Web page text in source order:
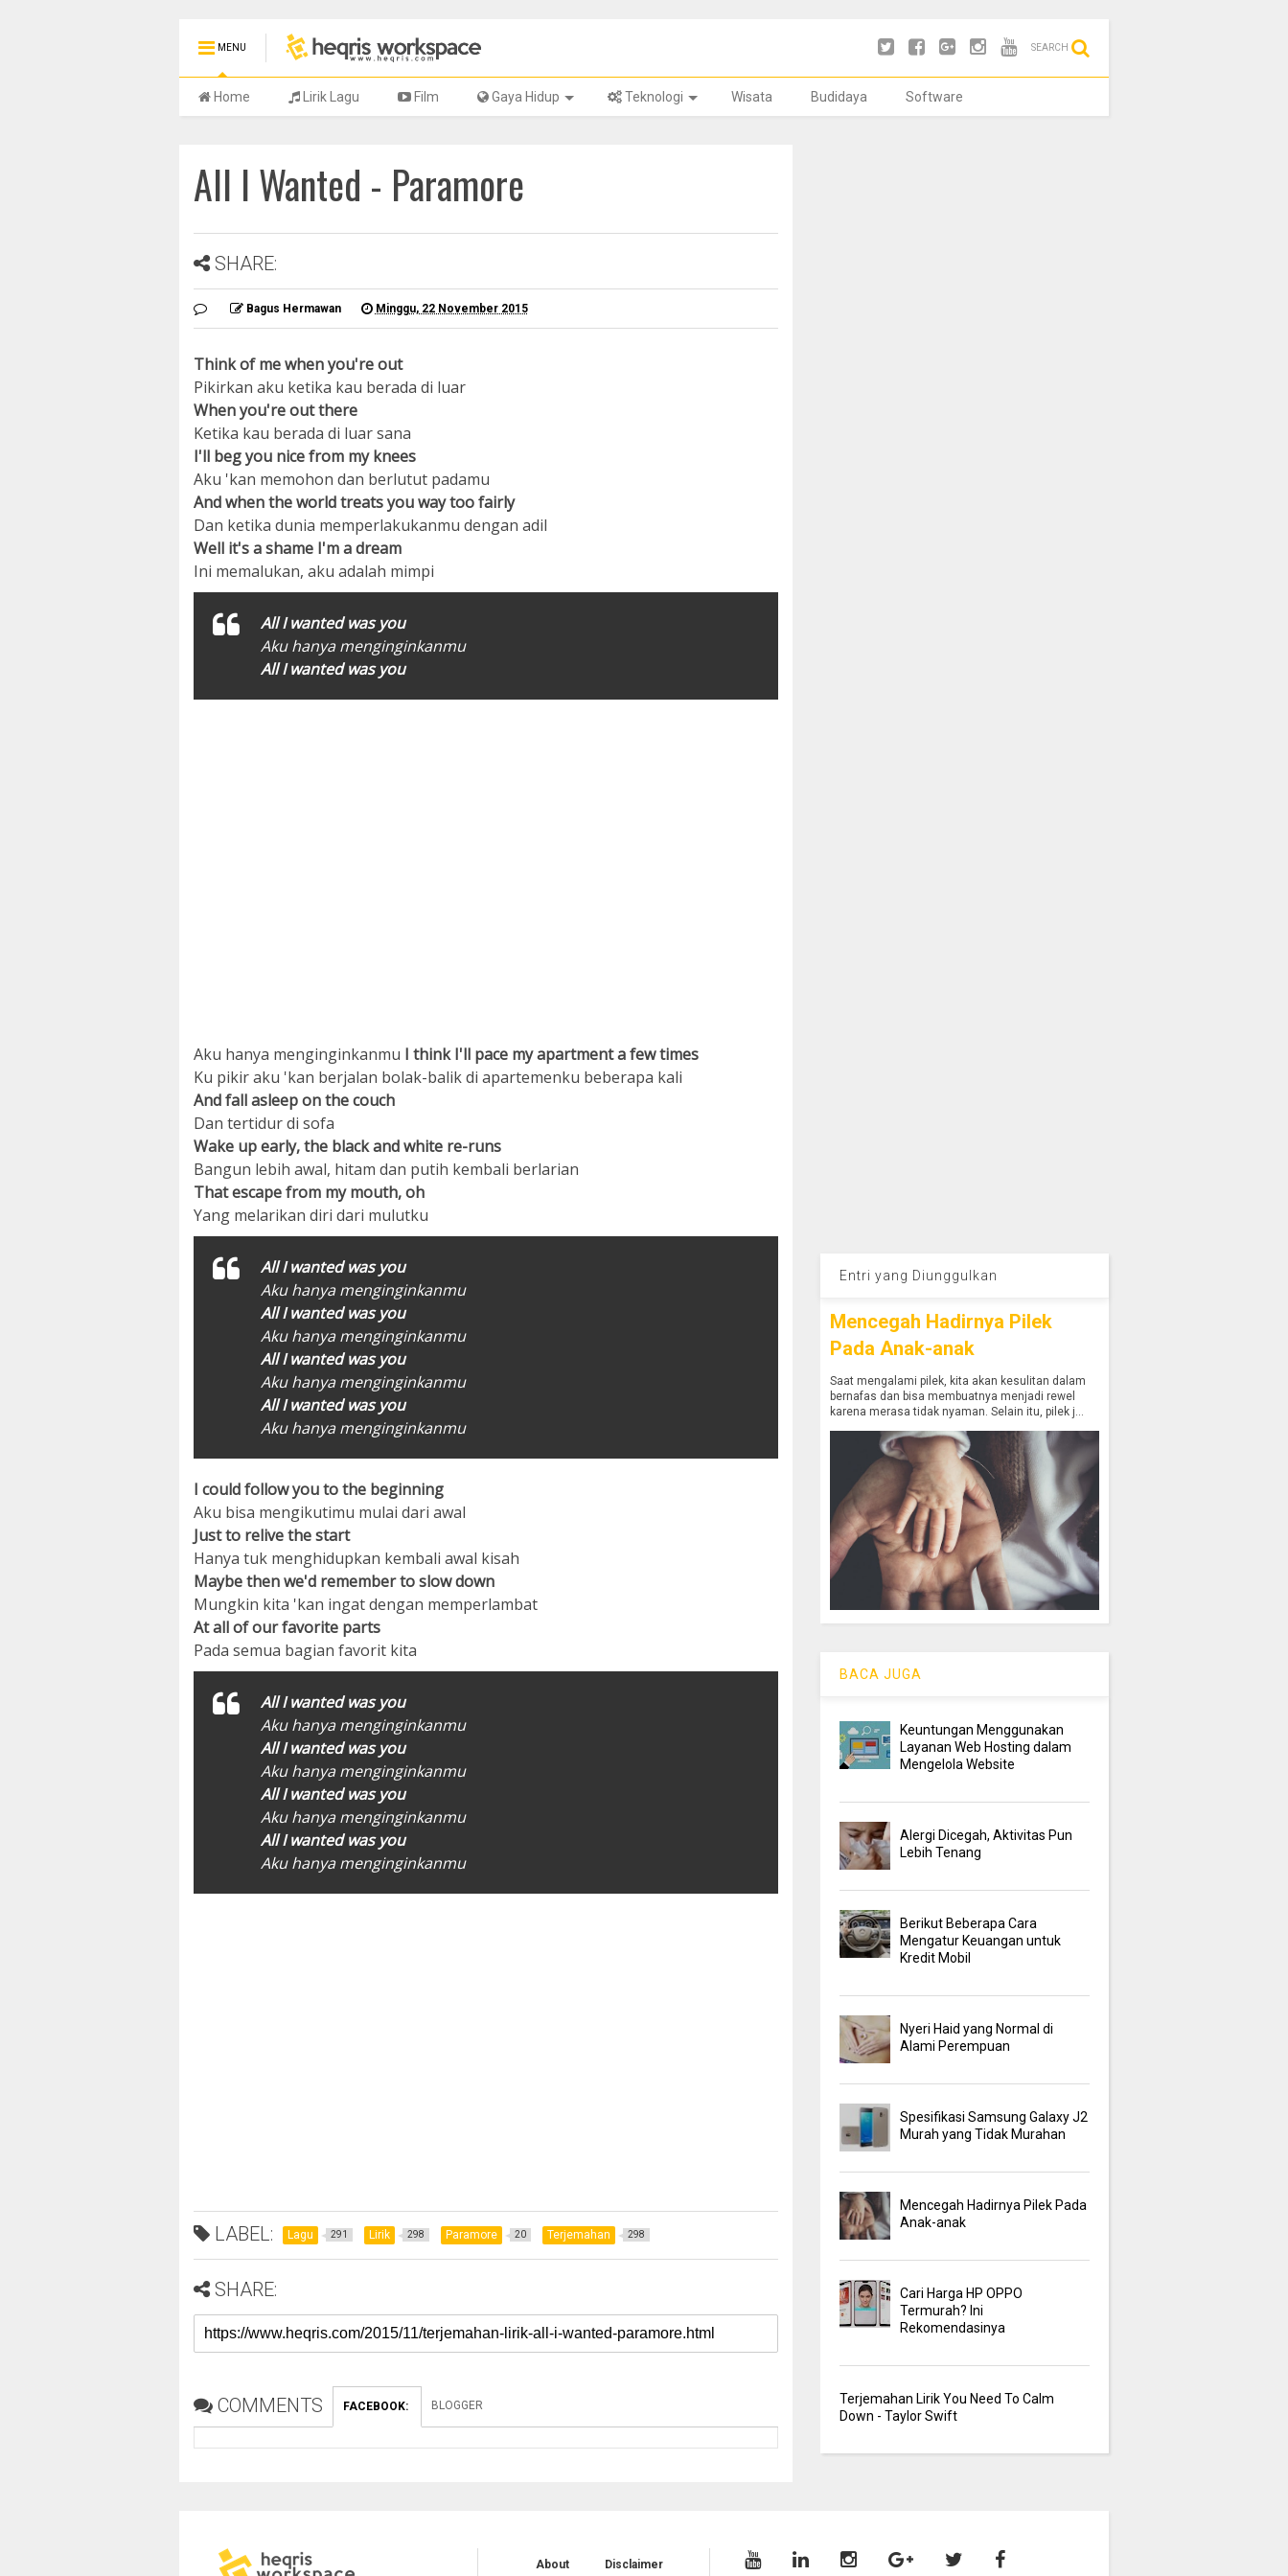
MENU SEARCH
Home Lirik Lagu Film Gaya Hidup Teknologi Wisata Budidaya Software
All I Wanted - Paramore
SHARE:
Bagus Hermawan Minggu, 22 November 2015
Think of me when you're out
Pikirkan aku ketika kau berada di luar
When you're out there
Ketika kau berada di luar sana
I'll beg you nice from my knees
Aku 'kan memohon dan berlutut padamu
And when the world treats you way too fairly
Dan ketika dunia memperlakukanmu dengan adil
Well it's a shame I'm a dream
Ini memalukan, aku adalah mimpi
All I wanted was you
Aku hanya menginginkanmu
All I wanted was you
Aku hanya menginginkanmu I think I'll pace my apartment a few times
Ku pikir aku 'kan berjalan bolak-balik di apartemenku beberapa kali
And fall asleep on the couch
Dan tertidur di sofa
Wake up early, the black and white re-runs
Bangun lebih awal, hitam dan putih kembali berlarian
That escape from my mouth, oh
Yang melarikan diri dari mulutku
All I wanted was you
Aku hanya menginginkanmu
All I wanted was you
Aku hanya menginginkanmu
All I wanted was you
Aku hanya menginginkanmu
All I wanted was you
Aku hanya menginginkanmu
I could follow you to the beginning
Aku bisa mengikutimu mulai dari awal
Just to relive the start
Hanya tuk menghidupkan kembali awal kisah
Maybe then we'd remember to slow down
Mungkin kita 'kan ingat dengan memperlambat
At all of our favorite parts
Pada semua bagian favorit kita
All I wanted was you
Aku hanya menginginkanmu
All I wanted was you
Aku hanya menginginkanmu
All I wanted was you
Aku hanya menginginkanmu
All I wanted was you
Aku hanya menginginkanmu
LABEL: Lagu 291 Lirik 298 Paramore 20 Terjemahan 298
SHARE:
COMMENTS FACEBOOK: BLOGGER
Entri yang Diunggulkan
Mencegah Hadirnya Pilek
Pada Anak-anak
Saat mengalami pilek, kita akan kesulitan dalam
bernafas dan bisa membuatnya menjadi rewel
karena merasa tidak nyaman. Selain itu, pilek j...
BACA JUGA
Keuntungan Menggunakan
Layanan Web Hosting dalam
Mengelola Website
Alergi Dicegah, Aktivitas Pun
Lebih Tenang
Berikut Beberapa Cara
Mengatur Keuangan untuk
Kredit Mobil
Nyeri Haid yang Normal di
Alami Perempuan
Spesifikasi Samsung Galaxy J2
Murah yang Tidak Murahan
Mencegah Hadirnya Pilek Pada
Anak-anak
Cari Harga HP OPPO
Termurah? Ini
Rekomendasinya
Terjemahan Lirik You Need To Calm
Down - Taylor Swift
About Disclaimer